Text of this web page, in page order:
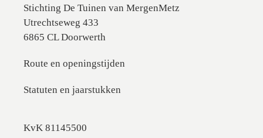
Stichting De Tuinen van MergenMetz
Utrechtseweg 433
6865 CL Doorwerth
Route en openingstijden
Statuten en jaarstukken
KvK 81145500